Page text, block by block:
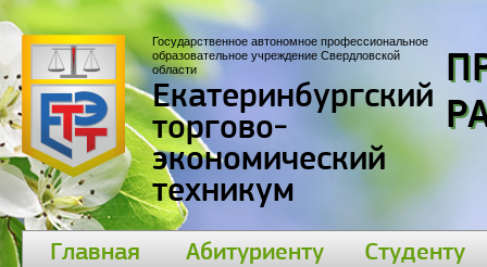
Государственное автономное профессиональное
образовательное учреждение Свердловской
области
Екатеринбургский
торгово-
экономический
техникум
Главная Абитуриенту Студенту